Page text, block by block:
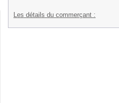
Les détails du commerçant :